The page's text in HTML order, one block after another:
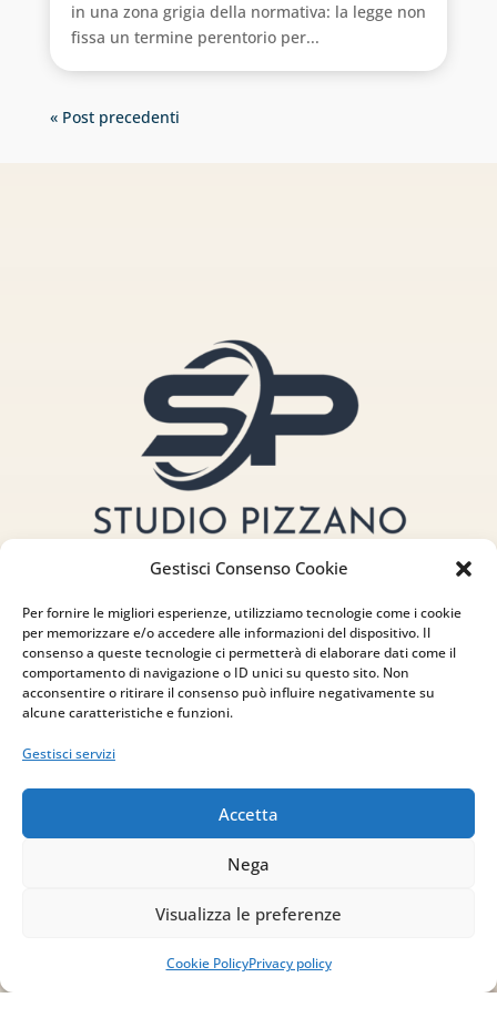
Gestisci Consenso Cookie
Per fornire le migliori esperienze, utilizziamo tecnologie come i cookie
per memorizzare e/o accedere alle informazioni del dispositivo. Il
consenso a queste tecnologie ci permetterà di elaborare dati come il
comportamento di navigazione o ID unici su questo sito. Non
acconsentire o ritirare il consenso può influire negativamente su
alcune caratteristiche e funzioni.
Gestisci servizi
Accetta
Nega
Visualizza le preferenze
Cookie PolicyPrivacy policy
in una zona grigia della normativa: la legge non
fissa un termine perentorio per...
« Post precedenti
Indirizzo
83030 Venticano (AV)
Email
info@studiopizzano.it
IT02754810642